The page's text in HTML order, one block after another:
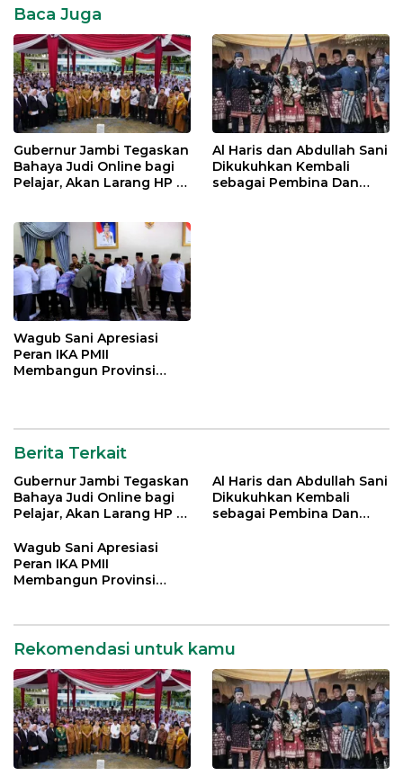
Baca Juga
Gubernur Jambi Tegaskan
Bahaya Judi Online bagi
Pelajar, Akan Larang HP di
Al Haris dan Abdullah Sani
Dikukuhkan Kembali
sebagai Pembina Dan
Wagub Sani Apresiasi
Peran IKA PMII
Membangun Provinsi
Berita Terkait
Gubernur Jambi Tegaskan
Bahaya Judi Online bagi
Pelajar, Akan Larang HP di
Al Haris dan Abdullah Sani
Dikukuhkan Kembali
sebagai Pembina Dan
Wagub Sani Apresiasi
Peran IKA PMII
Membangun Provinsi
Rekomendasi untuk kamu